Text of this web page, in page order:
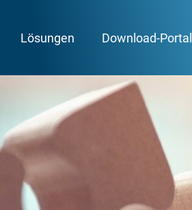
Lösungen Download-Portal